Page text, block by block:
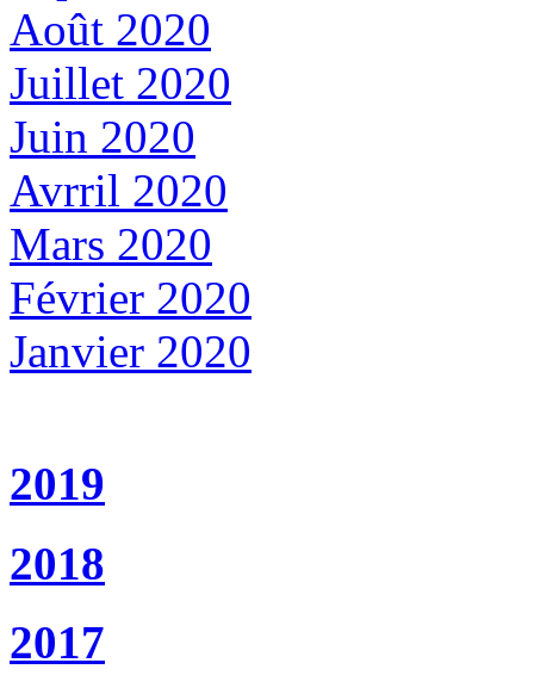
Août 2020
Juillet 2020
Juin 2020
Avrril 2020
Mars 2020
Février 2020
Janvier 2020
2019
2018
2017